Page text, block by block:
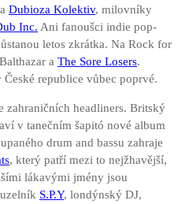
Dubioza Kolektiv, milovníky
Inc. Ani fanoušci indie pop-
letos zkrátka. Na Rock for
a The Sore Losers.
republice vůbec poprvé.
zahraničních headliners. Britský
v tanečním šapitó nové album
drum and bassu zahraje
, který patří mezi to nejžhavější,
lákavými jmény jsou
S.P.Y, londýnský DJ,